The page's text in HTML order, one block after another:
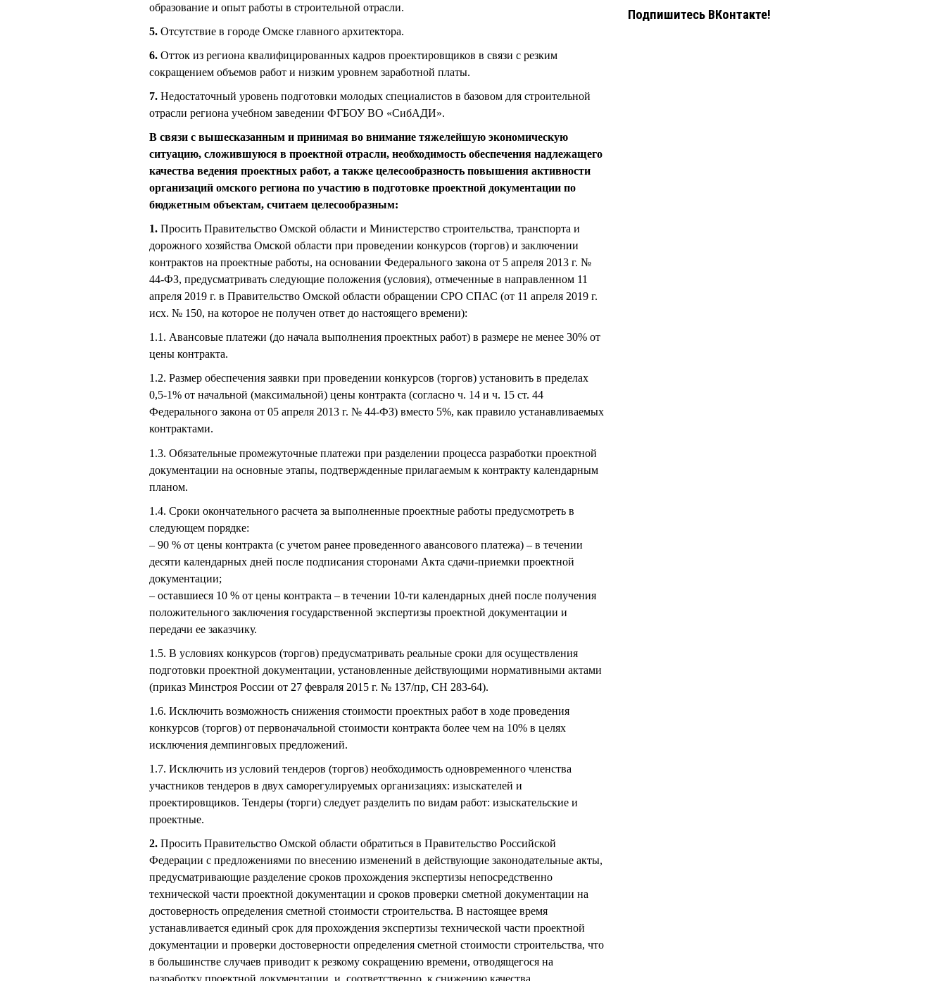
образование и опыт работы в строительной отрасли.
5. Отсутствие в городе Омске главного архитектора.
6. Отток из региона квалифицированных кадров проектировщиков в связи с резким
сокращением объемов работ и низким уровнем заработной платы.
7. Недостаточный уровень подготовки молодых специалистов в базовом для строительной
отрасли региона учебном заведении ФГБОУ ВО «СибАДИ».
В связи с вышесказанным и принимая во внимание тяжелейшую экономическую
ситуацию, сложившуюся в проектной отрасли, необходимость обеспечения надлежащего
качества ведения проектных работ, а также целесообразность повышения активности
организаций омского региона по участию в подготовке проектной документации по
бюджетным объектам, считаем целесообразным:
1. Просить Правительство Омской области и Министерство строительства, транспорта и
дорожного хозяйства Омской области при проведении конкурсов (торгов) и заключении
контрактов на проектные работы, на основании Федерального закона от 5 апреля 2013 г. №
44-ФЗ, предусматривать следующие положения (условия), отмеченные в направленном 11
апреля 2019 г. в Правительство Омской области обращении СРО СПАС (от 11 апреля 2019 г.
исх. № 150, на которое не получен ответ до настоящего времени):
1.1. Авансовые платежи (до начала выполнения проектных работ) в размере не менее 30% от
цены контракта.
1.2. Размер обеспечения заявки при проведении конкурсов (торгов) установить в пределах
0,5-1% от начальной (максимальной) цены контракта (согласно ч. 14 и ч. 15 ст. 44
Федерального закона от 05 апреля 2013 г. № 44-ФЗ) вместо 5%, как правило устанавливаемых
контрактами.
1.3. Обязательные промежуточные платежи при разделении процесса разработки проектной
документации на основные этапы, подтвержденные прилагаемым к контракту календарным
планом.
1.4. Сроки окончательного расчета за выполненные проектные работы предусмотреть в
следующем порядке:
– 90 % от цены контракта (с учетом ранее проведенного авансового платежа) – в течении
десяти календарных дней после подписания сторонами Акта сдачи-приемки проектной
документации;
– оставшиеся 10 % от цены контракта – в течении 10-ти календарных дней после получения
положительного заключения государственной экспертизы проектной документации и
передачи ее заказчику.
1.5. В условиях конкурсов (торгов) предусматривать реальные сроки для осуществления
подготовки проектной документации, установленные действующими нормативными актами
(приказ Минстроя России от 27 февраля 2015 г. № 137/пр, СН 283-64).
1.6. Исключить возможность снижения стоимости проектных работ в ходе проведения
конкурсов (торгов) от первоначальной стоимости контракта более чем на 10% в целях
исключения демпинговых предложений.
1.7. Исключить из условий тендеров (торгов) необходимость одновременного членства
участников тендеров в двух саморегулируемых организациях: изыскателей и
проектировщиков. Тендеры (торги) следует разделить по видам работ: изыскательские и
проектные.
2. Просить Правительство Омской области обратиться в Правительство Российской
Федерации с предложениями по внесению изменений в действующие законодательные акты,
предусматривающие разделение сроков прохождения экспертизы непосредственно
технической части проектной документации и сроков проверки сметной документации на
достоверность определения сметной стоимости строительства. В настоящее время
устанавливается единый срок для прохождения экспертизы технической части проектной
документации и проверки достоверности определения сметной стоимости строительства, что
в большинстве случаев приводит к резкому сокращению времени, отводящегося на
разработку проектной документации, и, соответственно, к снижению качества
Подпишитесь ВКонтакте!